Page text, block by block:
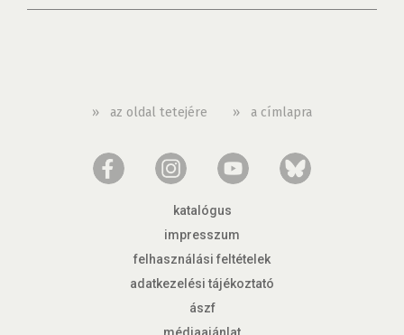
» az oldal tetejére » a címlapra
katalógus
impresszum
felhasználási feltételek
adatkezelési tájékoztató
ászf